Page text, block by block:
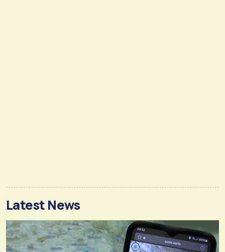
Latest News